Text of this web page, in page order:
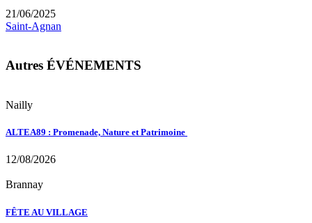
21/06/2025
Saint-Agnan
Autres ÉVÉNEMENTS
Nailly
ALTEA89 : Promenade, Nature et Patrimoine
12/08/2026
Brannay
FÊTE AU VILLAGE